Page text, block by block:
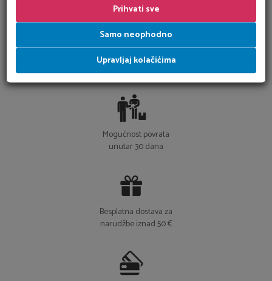
Brza dostava u roku
24h
Mogućnost povrata
unutar 30 dana
Besplatna dostava za
narudžbe iznad 50 €
Prihvati sve
Samo neophodno
Upravljaj kolačićima